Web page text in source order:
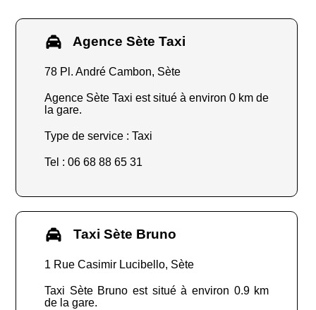
Agence Sète Taxi
78 Pl. André Cambon, Sète
Agence Sète Taxi est situé à environ 0 km de
la gare.
Type de service : Taxi
Tel : 06 68 88 65 31
Taxi Sète Bruno
1 Rue Casimir Lucibello, Sète
Taxi Sète Bruno est situé à environ 0.9 km
de la gare.